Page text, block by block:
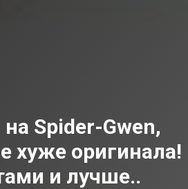
Spider-Gwen,
хуже оригинала!
и лучше..